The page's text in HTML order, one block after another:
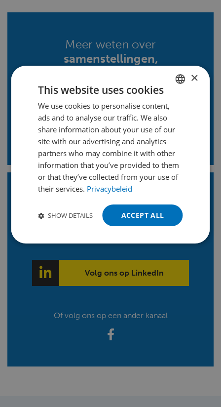
Meer weten over
samenstellingen,
omkastingen, framebouw
en assemblage?
Vraag onze experts
Blijf op de hoogte!Volg ons
en ontvang onze LinkedIn
Volg ons op LinkedIn
Of volg ons op een ander kanaal
DUTCH
ENGLISH
FRENCH
GERMAN
SPANISH
×
This website uses cookies
We use cookies to personalise content,
ads and to analyse our traffic. We also
share information about your use of our
site with our advertising and analytics
partners who may combine it with other
information that you’ve provided to them
or that they’ve collected from your use of
their services. Privacybeleid
ACCEPT ALL
SHOW DETAILS